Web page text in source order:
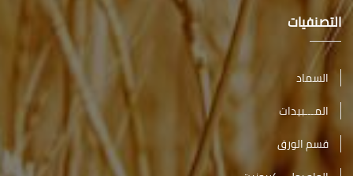
التصنفيات
السماد
المـــبيدات
قسم الورق